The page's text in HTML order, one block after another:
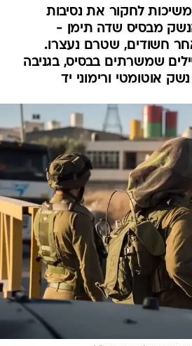
לחקור את נסיבות
מבסיס שדה תימן -
חשודים, שטרם נעצרו.
שמשרתים בבסיס, בגניבה
אוטומטי ורימוני יד